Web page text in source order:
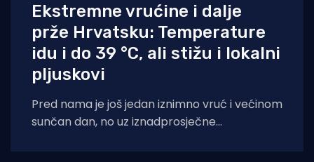
Ekstremne vrućine i dalje
prže Hrvatsku: Temperature
idu i do 39 °C, ali stižu i lokalni
pljuskovi
Pred nama je još jedan iznimno vruć i većinom
sunčan dan, no uz iznadprosječne